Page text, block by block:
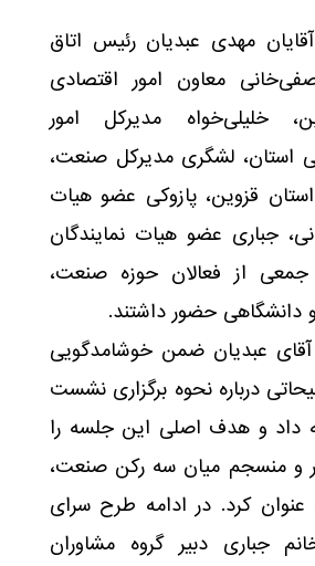
مهدی عبدیان رئیس اتاق
صفی‌خانی معاون امور اقتصادی
خلیلی‌خواه مدیرکل امور
استان، لشگری مدیرکل صنعت،
قزوین، پازوکی عضو هیات
جباری عضو هیات نمایندگان
جمعی از فعالان حوزه صنعت،
حضور داشتند.
آقای عبدیان ضمن خوشامدگویی
درباره نحوه برگزاری نشست
داد و هدف اصلی این جلسه را
و منسجم میان سه رکن صنعت،
کرد. در ادامه طرح سرای
جباری دبیر گروه مشاوران